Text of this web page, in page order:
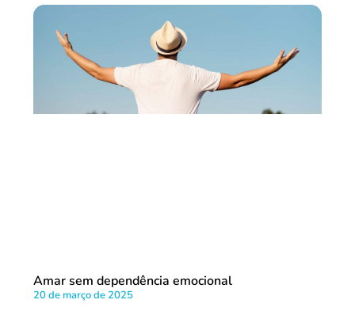
Amar sem dependência emocional
20 de março de 2025